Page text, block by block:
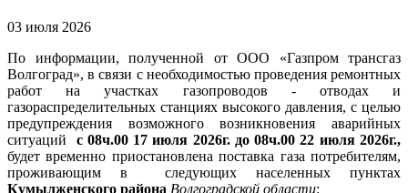
03 июля 2026
По информации, полученной от ООО «Газпром трансгаз
Волгоград», в связи с необходимостью проведения ремонтных
работ на участках газопроводов - отводах и
газораспределительных станциях высокого давления, с целью
предупреждения возможного возникновения аварийных
ситуаций с 08ч.00 17 июля 2026г. до 08ч.00 22 июля 2026г.,
будет временно приостановлена поставка газа потребителям,
проживающим в следующих населенных пунктах
Кумылженского района Волгоградской области: